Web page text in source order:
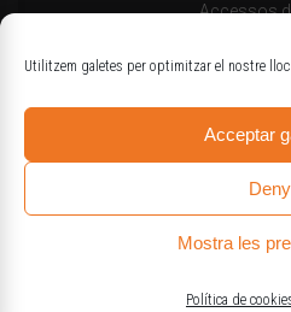
Utilitzem galetes per optimitzar el nostre
Acceptar
Deny
Mostra les
Política de
Accessos
Codi
Logotips
© Col·legi d'Enginyers